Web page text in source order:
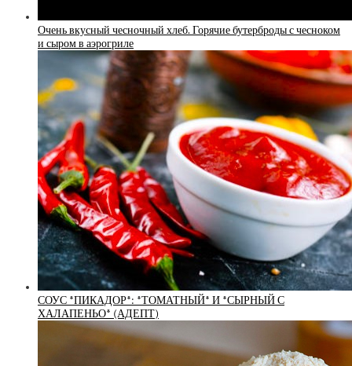
Очень вкусный чесночный хлеб. Горячие бутерброды с чесноком
и сыром в аэрогриле
СОУС *ПИКАДОР*: *ТОМАТНЫЙ* И *СЫРНЫЙ С
ХАЛАПЕНЬО* (АДЕПТ)